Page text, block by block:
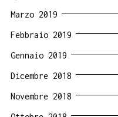
Marzo 2019
Febbraio 2019
Gennaio 2019
Dicembre 2018
Novembre 2018